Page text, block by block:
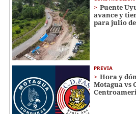
Puente
avance y
para julio de
PREVIA
Hora y
Motagua vs